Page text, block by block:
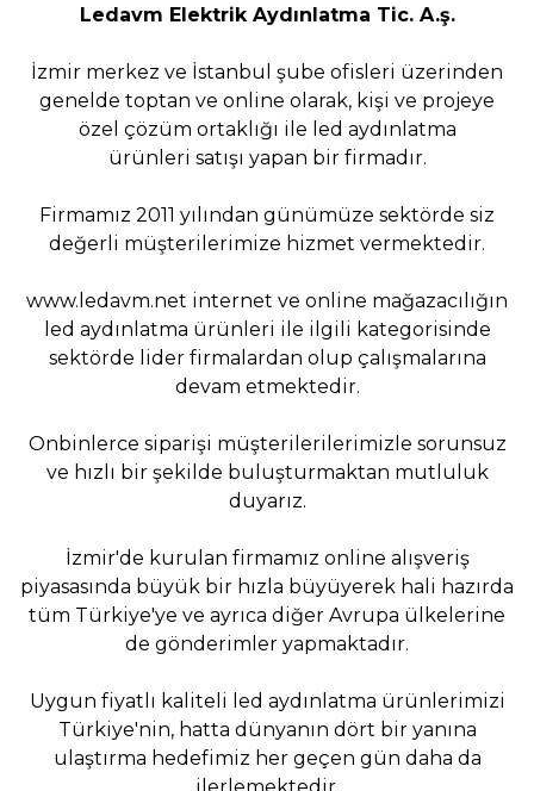
Ledavm Elektrik Aydınlatma Tic. A.ş.
İzmir merkez ve İstanbul şube ofisleri üzerinden
genelde toptan ve online olarak, kişi ve projeye
özel çözüm ortaklığı ile led aydınlatma
ürünleri satışı yapan bir firmadır.
Firmamız 2011 yılından günümüze sektörde siz
değerli müşterilerimize hizmet vermektedir.
www.ledavm.net internet ve online mağazacılığın
led aydınlatma ürünleri ile ilgili kategorisinde
sektörde lider firmalardan olup çalışmalarına
devam etmektedir.
Onbinlerce siparişi müşterilerilerimizle sorunsuz
ve hızlı bir şekilde buluşturmaktan mutluluk
duyarız.
İzmir'de kurulan firmamız online alışveriş
piyasasında büyük bir hızla büyüyerek hali hazırda
tüm Türkiye'ye ve ayrıca diğer Avrupa ülkelerine
de gönderimler yapmaktadır.
Uygun fiyatlı kaliteli led aydınlatma ürünlerimizi
Türkiye'nin, hatta dünyanın dört bir yanına
ulaştırma hedefimiz her geçen gün daha da